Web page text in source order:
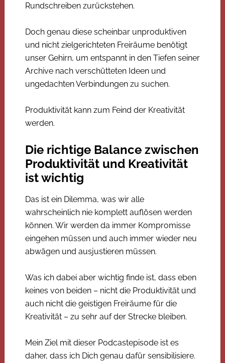
Rundschreiben zurückstehen.
Doch genau diese scheinbar unproduktiven
und nicht zielgerichteten Freiräume benötigt
unser Gehirn, um entspannt in den Tiefen seiner
Archive nach verschütteten Ideen und
ungedachten Verbindungen zu suchen.
Produktivität kann zum Feind der Kreativität
werden.
Die richtige Balance zwischen
Produktivität und Kreativität
ist wichtig
Das ist ein Dilemma, was wir alle
wahrscheinlich nie komplett auflösen werden
können. Wir werden da immer Kompromisse
eingehen müssen und auch immer wieder neu
abwägen und ausjustieren müssen.
Was ich dabei aber wichtig finde ist, dass eben
keines von beiden – nicht die Produktivität und
auch nicht die geistigen Freiräume für die
Kreativität – zu sehr auf der Strecke bleiben.
Mein Ziel mit dieser Podcastepisode ist es
daher, dass ich Dich genau dafür sensibilisiere.